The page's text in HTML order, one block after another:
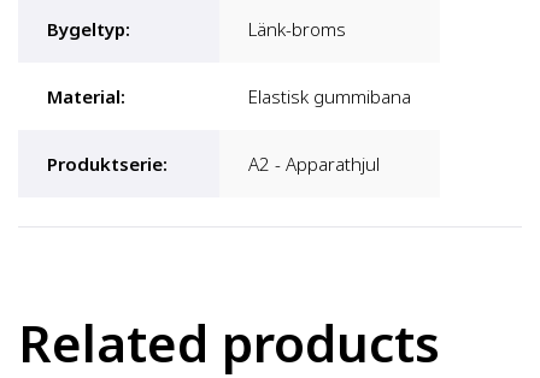
Bygeltyp: Länk-broms
Material: Elastisk gummibana
Produktserie: A2 - Apparathjul
Related products